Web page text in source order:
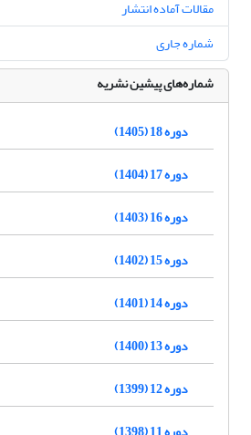
مقالات آماده انتشار
شماره جاری
شماره‌های پیشین نشریه
دوره 18 (1405)
دوره 17 (1404)
دوره 16 (1403)
دوره 15 (1402)
دوره 14 (1401)
دوره 13 (1400)
دوره 12 (1399)